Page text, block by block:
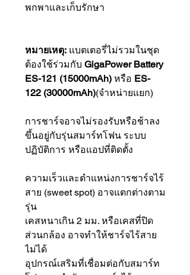
พกพาและเก็บรักษา
หมายเหตุ: แบตเตอรี่ไม่รวมในชุด
ต้องใช้ร่วมกับ GigaPower Battery
ES-121 (15000mAh) หรือ ES-
122 (30000mAh)(จำหน่ายแยก)
การชาร์จอาจไม่รองรับหรือช้าลง
ขึ้นอยู่กับรุ่นสมาร์ทโฟน ระบบ
ปฏิบัติการ หรือแอปที่ติดตั้ง
ความเร็วและตำแหน่งการชาร์จไร้
สาย (sweet spot) อาจแตกต่างตาม
รุ่น
เคสหนาเกิน 2 มม. หรือเคสที่ปิด
ส่วนกล้อง อาจทำให้ชาร์จไร้สาย
ไม่ได้
อุปกรณ์เสริมที่เชื่อมต่อกับสมาร์ท